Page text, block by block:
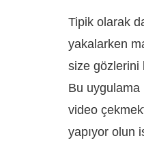
Tipik olarak
yakalarken
size gözlerini
Bu
video
yapıyor olun